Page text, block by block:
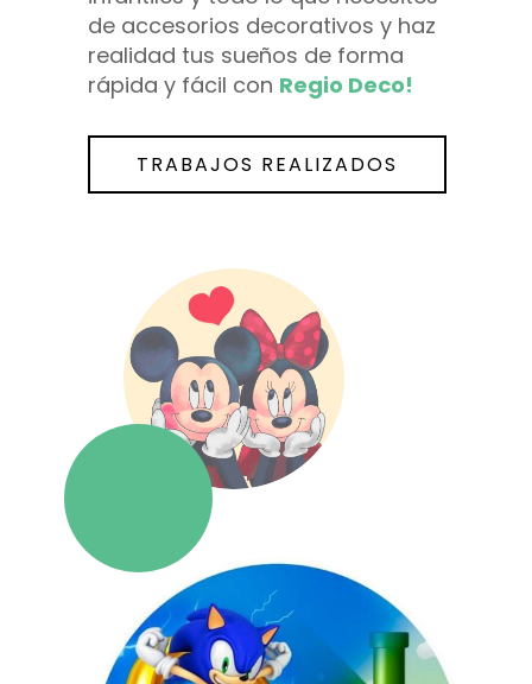
de accesorios decorativos y haz
realidad tus sueños de forma
rápida y fácil con Regio Deco!
TRABAJOS REALIZADOS